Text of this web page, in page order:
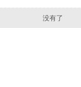
没有了